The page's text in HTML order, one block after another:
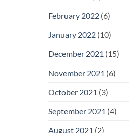
February 2022(6)
January 2022(10)
December 2021 (15)
November 2021 (6)
October 2021 (3)
September 2021 (4)
August 2021 (2)